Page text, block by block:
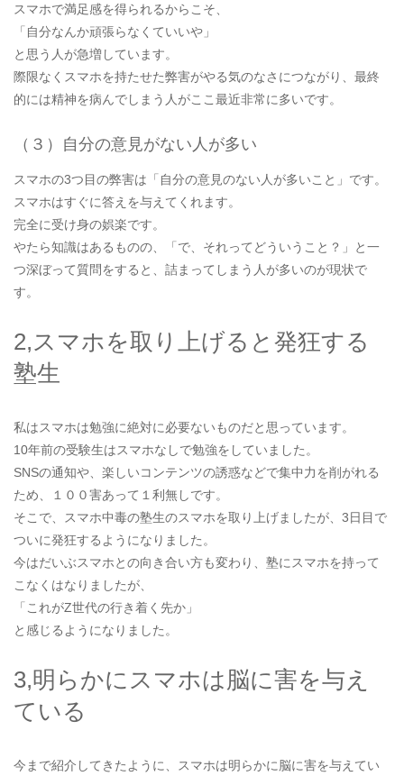
スマホで満足感を得られるからこそ、
「自分なんか頑張らなくていいや」
と思う人が急増しています。
際限なくスマホを持たせた弊害がやる気のなさにつながり、最終
的には精神を病んでしまう人がここ最近非常に多いです。
（３）自分の意見がない人が多い
スマホの3つ目の弊害は「自分の意見のない人が多いこと」です。
スマホはすぐに答えを与えてくれます。
完全に受け身の娯楽です。
やたら知識はあるものの、「で、それってどういうこと？」と一
つ深ぼって質問をすると、詰まってしまう人が多いのが現状で
す。
2,スマホを取り上げると発狂する
塾生
私はスマホは勉強に絶対に必要ないものだと思っています。
10年前の受験生はスマホなしで勉強をしていました。
SNSの通知や、楽しいコンテンツの誘惑などで集中力を削がれる
ため、１００害あって１利無しです。
そこで、スマホ中毒の塾生のスマホを取り上げましたが、3日目で
ついに発狂するようになりました。
今はだいぶスマホとの向き合い方も変わり、塾にスマホを持って
こなくはなりましたが、
「これがZ世代の行き着く先か」
と感じるようになりました。
3,明らかにスマホは脳に害を与え
ている
今まで紹介してきたように、スマホは明らかに脳に害を与えてい